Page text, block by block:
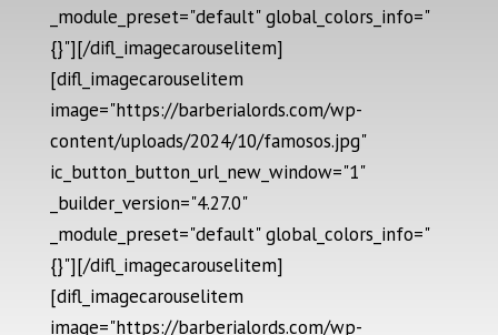
_module_preset="default" global_colors_info="
{}"][/difl_imagecarouselitem]
[difl_imagecarouselitem
image="https://barberialords.com/wp-
content/uploads/2024/10/famosos.jpg"
ic_button_button_url_new_window="1"
_builder_version="4.27.0"
_module_preset="default" global_colors_info="
{}"][/difl_imagecarouselitem]
[difl_imagecarouselitem
image="https://barberialords.com/wp-